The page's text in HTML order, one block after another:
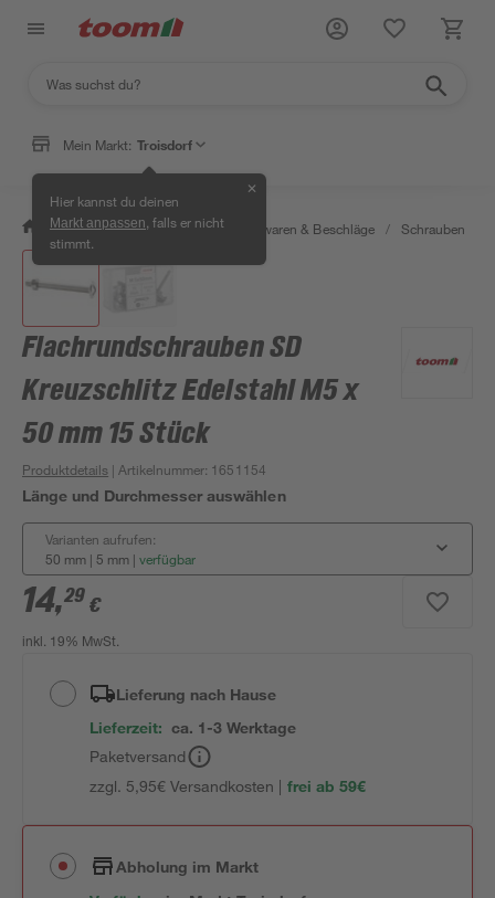
Mein Markt: Troisdorf
Hier kannst du deinen
Markt anpassen , falls er nicht
stimmt.
✕
/ Werkstatt & Maschinen / Eisenwaren & Beschläge / Schrauben
Flachrundschrauben SD
Kreuzschlitz Edelstahl M5 x
50 mm 15 Stück
Produktdetails | Artikelnummer: 1651154
Länge und Durchmesser auswählen
Varianten aufrufen:
50 mm | 5 mm | verfügbar
14,29 €
inkl. 19% MwSt.
Lieferung nach Hause
Lieferzeit: ca. 1-3 Werktage
Paketversand
zzgl. 5,95€ Versandkosten | frei ab 59€
Abholung im Markt